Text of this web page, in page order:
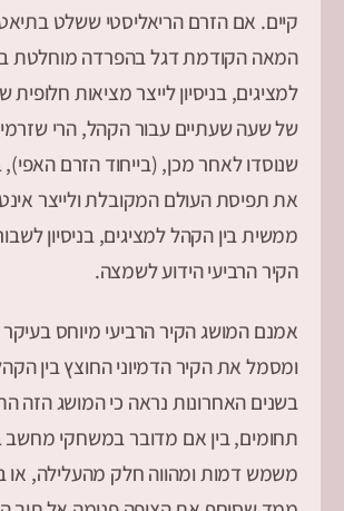
קיים. אם הזרם הריאליסטי ששלט
המאה הקודמת דגל בהפרדה מוחלטת
למציגים, בניסיון לייצר מציאות
של שעה שעתיים עבור הקהל, הרי
שנוסדו לאחר מכן, (בייחוד הזרם
את תפיסת העולם המקובלת ולייצר
ממשית בין הקהל למציגים, בניסיון
הקיר הרביעי הידוע לשמצה.
אמנם המושג הקיר הרביעי מיוחס בעיקר
ומסמל את הקיר הדמיוני החוצץ בין
בשנים האחרונות נראה כי המושג הזה
תחומים, בין אם מדובר במשחקי
משמש דמות ומהווה חלק מהעלילה, או